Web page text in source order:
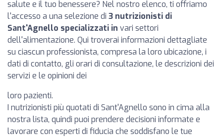
salute e il tuo benessere? Nel nostro elenco, ti offriamo
l'accesso a una selezione di 3 nutrizionisti di
Sant'Agnello specializzati in vari settori
dell'alimentazione. Qui troverai informazioni dettagliate
su ciascun professionista, compresa la loro ubicazione, i
dati di contatto, gli orari di consultazione, le descrizioni dei
servizi e le opinioni dei
loro pazienti.
I nutrizionisti più quotati di Sant'Agnello sono in cima alla
nostra lista, quindi puoi prendere decisioni informate e
lavorare con esperti di fiducia che soddisfano le tue